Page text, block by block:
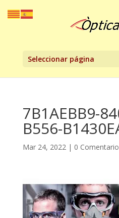
Seleccionar página
7B1AEBB9-
B556-
Mar 24, 2022| 0